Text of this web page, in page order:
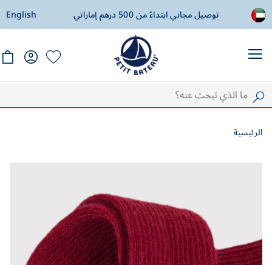
توصيل مجاني ابتداءً من 500 درهم إماراتي English
الرئيسية